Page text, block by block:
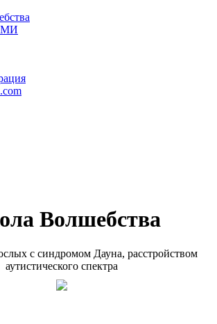
содержанию
Волшебства
с синдромом Дауна, расстройством
аутистического спектра